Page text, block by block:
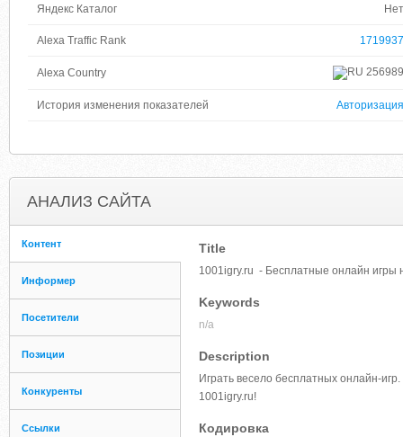
Яндекс Каталог Нет
Alexa Traffic Rank 1719937
Alexa Country 256989
История изменения показателей Авторизация
АНАЛИЗ САЙТА
Контент
Информер
Посетители
Позиции
Конкуренты
Ссылки
Title
1001igry.ru - Бесплатные онлайн игры
Keywords
n/a
Description
Играть весело бесплатных онлайн-
1001igry.ru!
Кодировка